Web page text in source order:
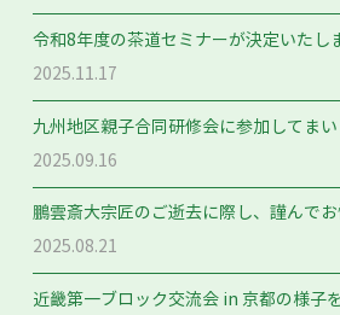
令和8年度の茶道セミナーが決定いたし
2025.11.17
九州地区親子合同研修会に参加してまい
2025.09.16
鵬雲斎大宗匠のご逝去に際し、謹んでお
2025.08.21
近畿第一ブロック交流会 in 京都の様子